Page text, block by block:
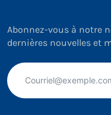
Abonnez-vous à notre
dernières nouvelles et